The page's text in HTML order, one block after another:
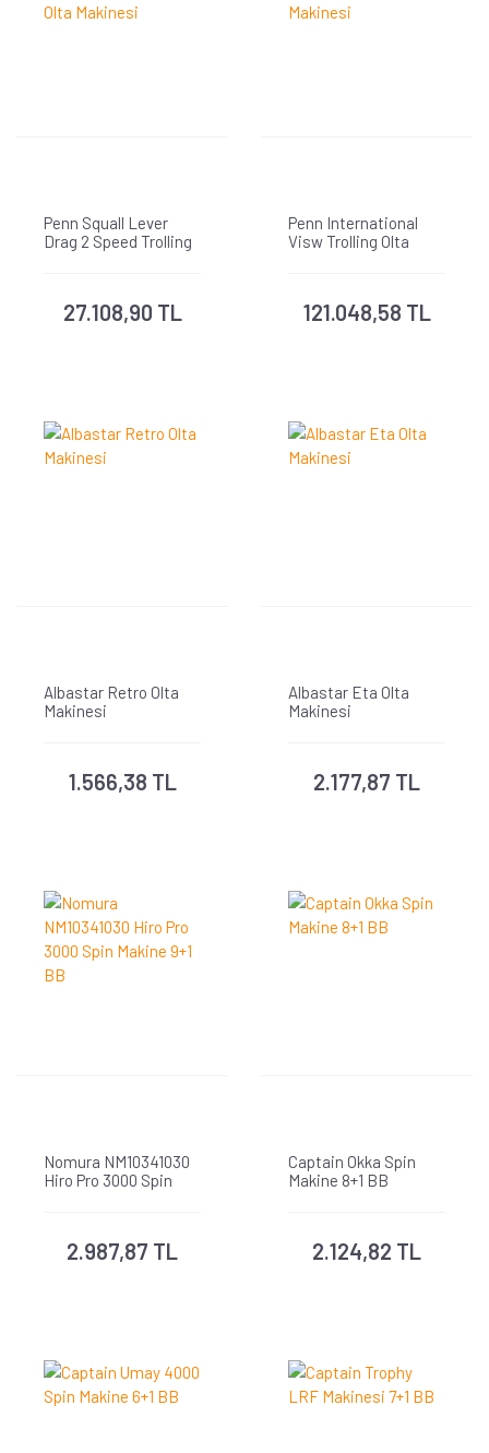
Penn Squall Lever
Drag 2 Speed Trolling
27.108,90 TL
Penn International
Visw Trolling Olta
121.048,58 TL
Albastar Retro Olta
Makinesi
1.566,38 TL
Albastar Eta Olta
Makinesi
2.177,87 TL
Nomura NM10341030
Hiro Pro 3000 Spin
2.987,87 TL
Captain Okka Spin
Makine 8+1 BB
2.124,82 TL